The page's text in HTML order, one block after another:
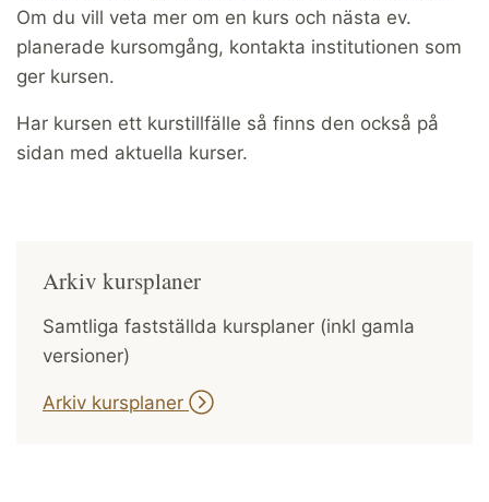
Om du vill veta mer om en kurs och nästa ev.
planerade kursomgång, kontakta institutionen som
ger kursen.
Har kursen ett kurstillfälle så finns den också på
sidan med aktuella kurser.
Arkiv kursplaner
Samtliga fastställda kursplaner (inkl gamla
versioner)
Arkiv kursplaner